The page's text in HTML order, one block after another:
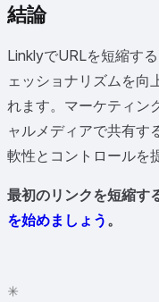
結論
LinklyでURLを短縮す
ェッショナリズムを向
れます。マーケティン
ャルメディアで共有す
軟性とコントロールを
最初のリンクを短縮す
を始めましょう 。
✳